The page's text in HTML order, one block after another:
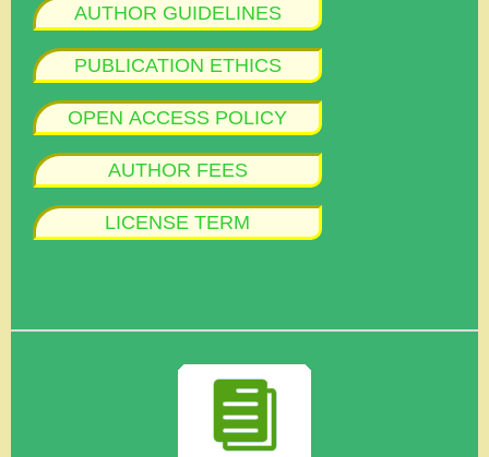
AUTHOR GUIDELINES
PUBLICATION ETHICS
OPEN ACCESS POLICY
AUTHOR FEES
LICENSE TERM